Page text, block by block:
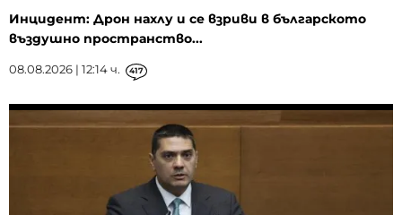
Инцидент: Дрон нахлу и се взриви в българското
въздушно пространство...
08.08.2026 | 12:14 ч. 417